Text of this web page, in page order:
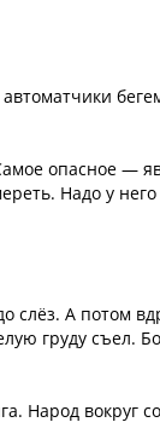
опасное —
Надо у него
слёз. А потом
груду съел.
Народ вокруг